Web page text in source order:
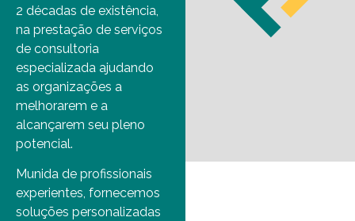
2 décadas de existência,
na prestação de serviços
de consultoria
especializada ajudando
as organizações a
melhorarem e a
alcançarem seu pleno
potencial.
Munida de profissionais
experientes, fornecemos
soluções personalizadas